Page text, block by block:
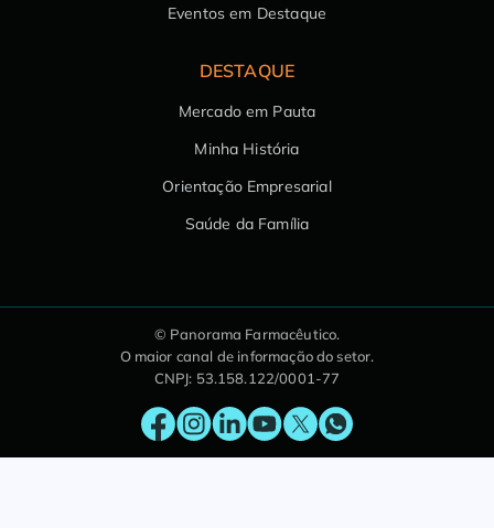
Eventos em Destaque
DESTAQUE
Mercado em Pauta
Minha História
Orientação Empresarial
Saúde da Família
© Panorama Farmacêutico.
O maior canal de informação do setor.
CNPJ: 53.158.122/0001-77